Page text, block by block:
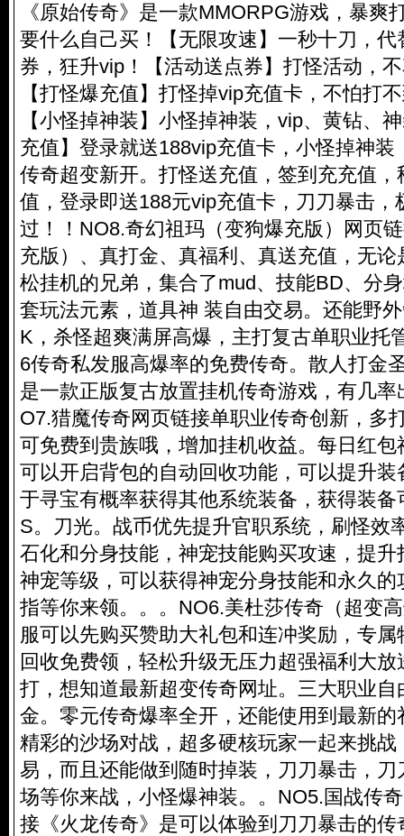
《原始传奇》是一款MMORPG游戏，暴爽
要什么自己买！【无限攻速】一秒十刀，
券，狂升vip！【活动送点券】打怪活动，
【打怪爆充值】打怪掉vip充值卡，不怕打
【小怪掉神装】小怪掉神装，vip、黄钻、
充值】登录就送188vip充值卡，小怪掉神装
传奇超变新开。打怪送充值，签到充充值
值，登录即送188元vip充值卡，刀刀暴击，
过！！NO8.奇幻祖玛（变狗爆充版）网页
充版）、真打金、真福利、真送充值，无
松挂机的兄弟，集合了mud、技能BD、分
套玩法元素，道具神 装自由交易。还能野
K，杀怪超爽满屏高爆，主打复古单职业托
6传奇私发服高爆率的免费传奇。散人打金
是一款正版复古放置挂机传奇游戏，有几
O7.猎魔传奇网页链接单职业传奇创新，多
可免费到贵族哦，增加挂机收益。每日红
可以开启背包的自动回收功能，可以提升
于寻宝有概率获得其他系统装备，获得装
S。刀光。战币优先提升官职系统，刷怪效
石化和分身技能，神宠技能购买攻速，提
神宠等级，可以获得神宠分身技能和永久
指等你来领。。。NO6.美杜莎传奇（超变
服可以先购买赞助大礼包和连冲奖励，专
回收免费领，轻松升级无压力超强福利大
打，想知道最新超变传奇网址。三大职业
金。零元传奇爆率全开，还能使用到最新
精彩的沙场对战，超多硬核玩家一起来挑
易，而且还能做到随时掉装，刀刀暴击，
场等你来战，小怪爆神装。。NO5.国战传
接《火龙传奇》是可以体验到刀刀暴击的